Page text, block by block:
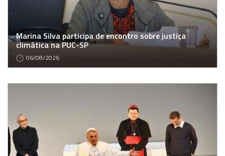
Marina Silva participa de encontro sobre justiça
climática na PUC-SP
06/08/2026